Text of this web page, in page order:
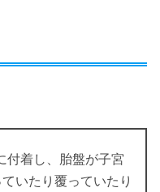
付着し、胎盤が子宮
いたり覆っていたり